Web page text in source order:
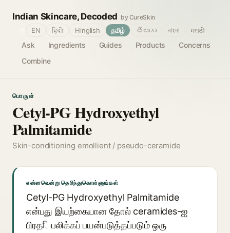
Indian Skincare, Decoded by CureSkin
Ask Ingredients Guides Products
Concerns
Combine
EN हिंदी Hinglish தமிழ் తెలుగు বাংলা मराठी
பொருள்
Cetyl-PG Hydroxyethyl
Palmitamide
Skin-conditioning emollient / pseudo-ceramide
என்னவென்று தெரிந்துகொள்ளுங்கள்
Cetyl-PG Hydroxyethyl Palmitamide
என்பது இயற்கையான தோல் ceramides-ஐ
பிரதিபலிக்கப் பயன்படுத்தப்படும் ஒரு